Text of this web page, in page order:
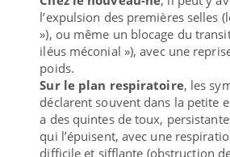
l’expulsion des premières selles
»), ou même un blocage du
iléus méconial »), avec une
poids.
Sur le plan respiratoire, les
déclarent souvent dans la petite
a des quintes de toux,
qui l’épuisent, avec une
difficile et sifflante (obstruction